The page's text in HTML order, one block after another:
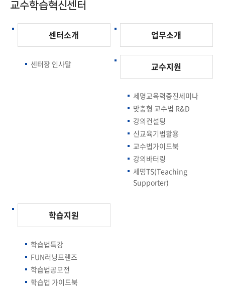
교수학습혁신센터
센터소개
센터장 인사말
업무소개
교수지원
세명교육력증진세미나
맞춤형 교수법 R&D
강의컨설팅
신교육기법활용
교수법가이드북
강의바터링
세명TS(Teaching
Supporter)
학습지원
학습법특강
FUN러닝프렌즈
학습법공모전
학습법 가이드북